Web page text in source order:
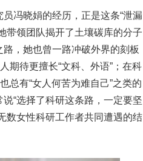
冯晓娟的经历，正是这条“泄漏
带领团队揭开了土壤碳库的分子
，她也曾一路冲破外界的刻板
期待更擅长“文科、外语”；在科
总有“女人何苦为难自己”之类的
“选择了科研这条路，一定要坚
数女性科研工作者共同遭遇的结